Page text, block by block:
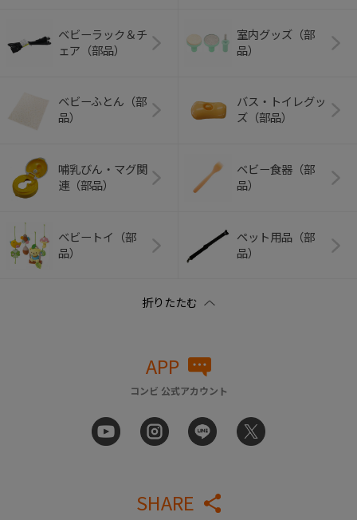
ベビーラック＆チ
ェア（部品）
室内グッズ（部
品）
ベビーふとん（部
品）
バス・トイレグッ
ズ（部品）
哺乳びん・マグ関
連（部品）
ベビー食器（部
品）
ベビートイ（部
品）
ペット用品（部
品）
APP
コンビ 公式アカウント
SHARE